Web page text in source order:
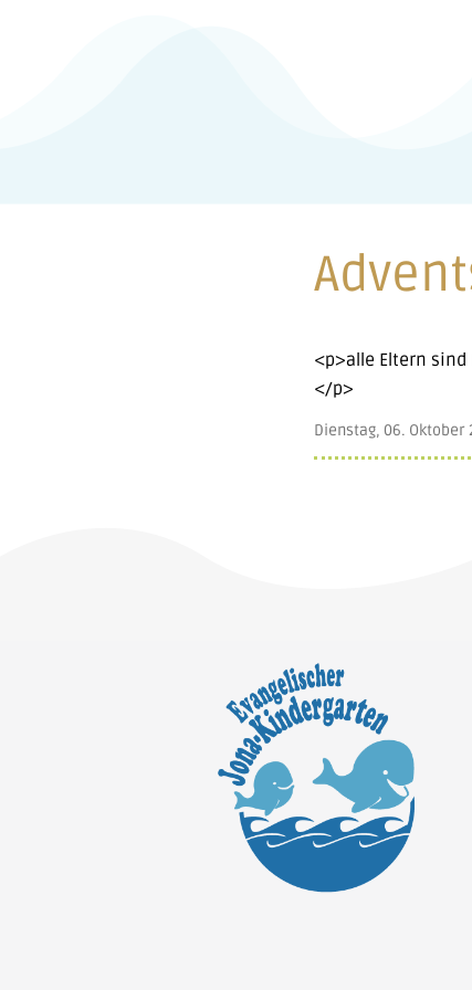
<p>alle Eltern
</p>
Dienstag, 06. Oktober